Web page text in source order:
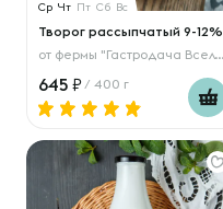
Ср Чт Пт Сб Вс
Творог рассыпчатый 9-12%
от фермы "Гастродача Вселуг"
645 / 400 г